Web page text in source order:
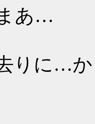
あ…
りに…か